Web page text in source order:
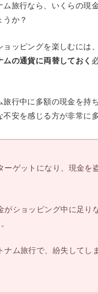
ム旅行なら、いくらの現
うか？
ョッピングを楽しむには
の通貨に両替しておく
旅行中に多額の現金を持
安を感じる方が非常に
ーゲットになり、現金を
がショッピング中に足り
ナム旅行で、紛失してし